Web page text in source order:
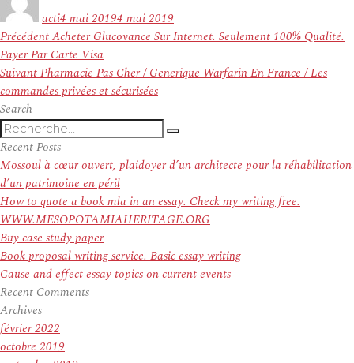
actile
4 mai 20194 mai 2019
Navigation
de
l’article
PrécédentArticle
précédent :
Acheter Glucovance Sur Internet. Seulement 100% Qualité.
Payer Par Carte Visa
SuivantArticle
suivant :
Pharmacie Pas Cher / Generique Warfarin En France / Les
commandes privées et sécurisées
Search
Recherche
pour
:
Recherche
Recent Posts
Mossoul à cœur ouvert, plaidoyer d’un architecte pour la réhabilitation
d’un patrimoine en péril
How to quote a book mla in an essay. Check my writing free.
WWW.MESOPOTAMIAHERITAGE.ORG
Buy case study paper
Book proposal writing service. Basic essay writing
Cause and effect essay topics on current events
Recent Comments
Archives
février 2022
octobre 2019